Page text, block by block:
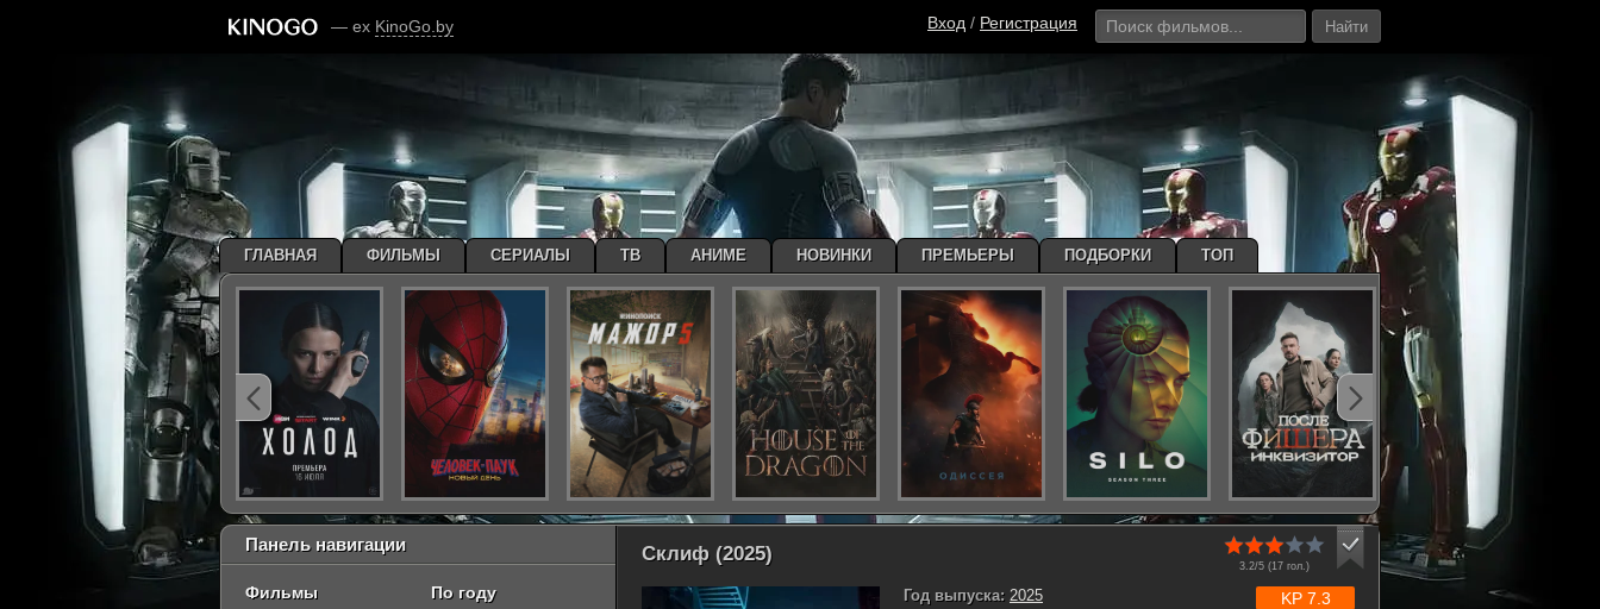
— ex KinoGo.by Вход / Регистрация Найти
Склиф (2025)
3.2/5 (17 гол.)
Год выпуска: 2025
KP 7.3
Панель навигации
Фильмы По году
ГЛАВНАЯ ФИЛЬМЫ СЕРИАЛЫ ТВ АНИМЕ НОВИНКИ ПРЕМЬЕРЫ ПОДБОРКИ ТОП